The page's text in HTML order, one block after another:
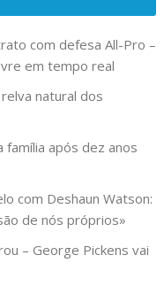
com defesa All-Pro –
em tempo real
natural dos
família após dez anos
com Deshaun Watson:
de nós próprios»
– George Pickens vai